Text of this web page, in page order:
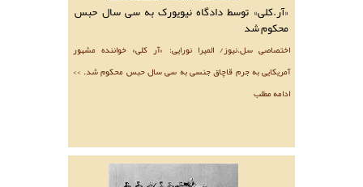
«آر.کلی» توسط دادگاه نیویورک به سی سال حبس
محکوم شد
اختصاصی سل.نیوز/ المیرا نورایی: «آر کلی» خواننده مشهور
آمریکایی به جرم قاچاق جنسی به سی سال حبس محکوم شد. >>
ادامه مطلب